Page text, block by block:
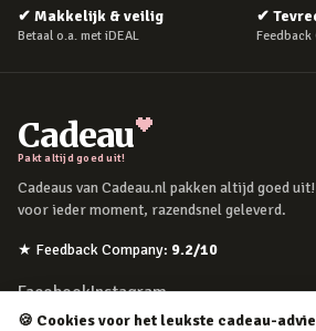
✔ Makkelijk & veilig
Betaal o.a. met iDEAL
✔
Feedback
Cadeau
Pakt altijd goed uit!
Cadeaus van Cadeau.nl pakken altijd goed
voor ieder moment, razendsnel geleverd.
★ Feedback Company: 9.2/10
FacebookInstagram
🍪 Cookies voor het leukste cadeau-